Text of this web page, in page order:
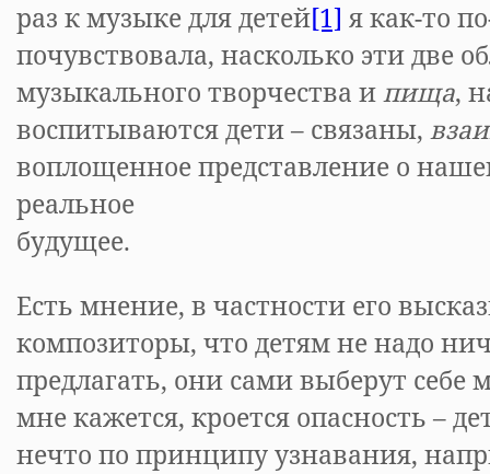
раз к музыке для детей[1] я как-то
почувствовала, насколько эти две
музыкального творчества ипища,
воспитываются дети – связаны,
воплощенное представление о
реальное
Есть мнение, в частности его
композиторы, что детям не надо
предлагать, они сами выберут себе
мне кажется, кроется опасность –
нечто по принципу узнавания,